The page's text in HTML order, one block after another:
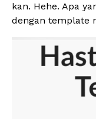
kan. Hehe. Apa
dengan template